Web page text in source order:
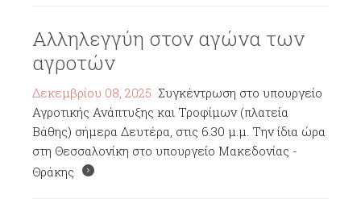
Αλληλεγγύη στον αγώνα των
αγροτών
Δεκεμβρίου 08, 2025 Συγκέντρωση στο υπουργείο
Αγροτικής Ανάπτυξης και Τροφίμων (πλατεία
Βάθης) σήμερα Δευτέρα, στις 6.30 μ.μ. Την ίδια ώρα
στη Θεσσαλονίκη στο υπουργείο Μακεδονίας -
Θράκης